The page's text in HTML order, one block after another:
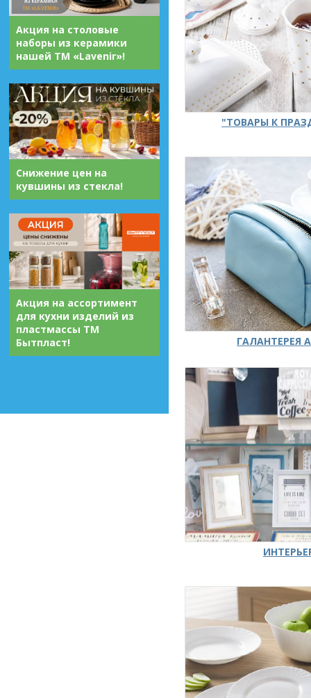
Акция на столовые
наборы из керамики
нашей ТМ «Lavenir»!
Снижение цен на
кувшины из стекла!
Акция на ассортимент
для кухни изделий из
пластмассы ТМ
Бытпласт!
"ТОВАРЫ К
ГАЛАНТЕРЕЯ